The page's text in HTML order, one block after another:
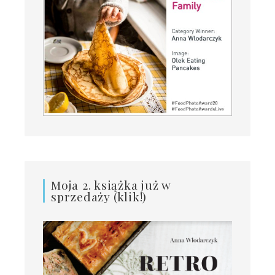
Moja 2. książka już w
sprzedaży (klik!)